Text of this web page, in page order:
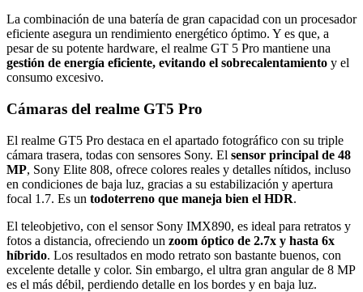
La combinación de una batería de gran capacidad con un procesador
eficiente asegura un rendimiento energético óptimo. Y es que, a
pesar de su potente hardware, el realme GT 5 Pro mantiene una
gestión de energía eficiente, evitando el sobrecalentamiento y el
consumo excesivo.
Cámaras del realme GT5 Pro
El realme GT5 Pro destaca en el apartado fotográfico con su triple
cámara trasera, todas con sensores Sony. El sensor principal de 48
MP, Sony Elite 808, ofrece colores reales y detalles nítidos, incluso
en condiciones de baja luz, gracias a su estabilización y apertura
focal 1.7. Es un todoterreno que maneja bien el HDR.
El teleobjetivo, con el sensor Sony IMX890, es ideal para retratos y
fotos a distancia, ofreciendo un zoom óptico de 2.7x y hasta 6x
híbrido. Los resultados en modo retrato son bastante buenos, con
excelente detalle y color. Sin embargo, el ultra gran angular de 8 MP
es el más débil, perdiendo detalle en los bordes y en baja luz.